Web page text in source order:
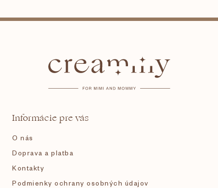
Informácie pre vás
O nás
Doprava a platba
Kontakty
Podmienky ochrany osobných údajov